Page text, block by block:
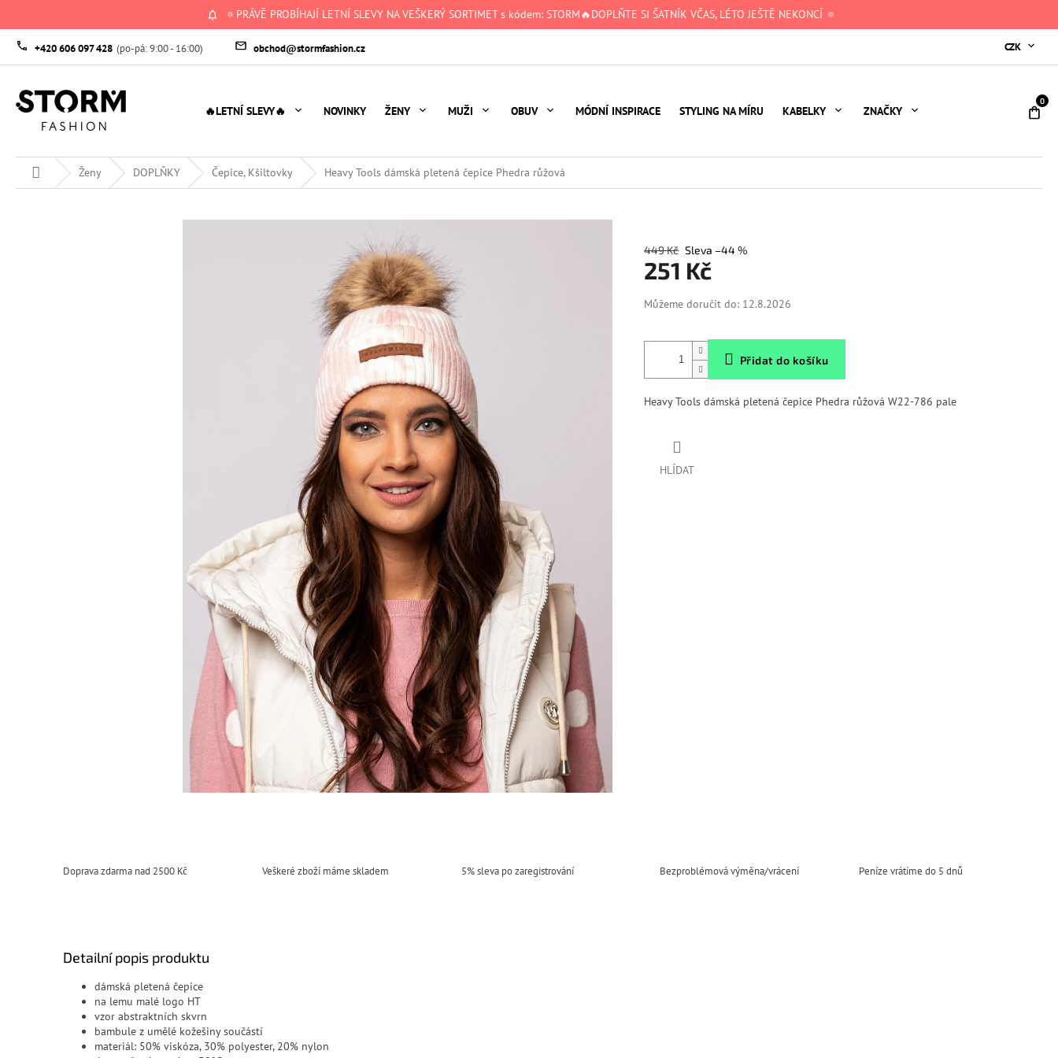
🔅PRÁVĚ PROBÍHAJÍ LETNÍ SLEVY NA VEŠKERÝ SORTIMET s kódem: STORM🔥DOPLŇTE SI ŠATNÍK VČAS, LÉTO JEŠTĚ NEKONCÍ 🔅
+420 606 097 428 obchod@stormfashion.cz CZK
🔥LETNÍ SLEVY🔥 NOVINKY ŽENY MUŽI OBUV MÓDNÍ INSPIRACE STYLING NA MÍRU KABELKY ZNAČKY
Domů Ženy DOPLŇKY Čepice, Kšiltovky Heavy Tools dámská pletená čepice Phedra růžová
449 Kč –44 %
251 Kč
Měrná
cena:
Můžeme doručit do: 12.8.2026
Přidat do košíku
Heavy Tools dámská pletená čepice Phedra růžová W22-786 pale
HLÍDAT
Doprava zdarma nad 2500 Kč Veškeré zboží máme skladem 5% sleva po zaregistrování Bezproblémová výměna/vrácení Peníze vrátíme do 5 dnů
Detailní popis produktu
dámská pletená čepice
na lemu malé logo HT
vzor abstraktních skvrn
bambule z umělé kožešiny součástí
materiál: 50% viskóza, 30% polyester, 20% nylon